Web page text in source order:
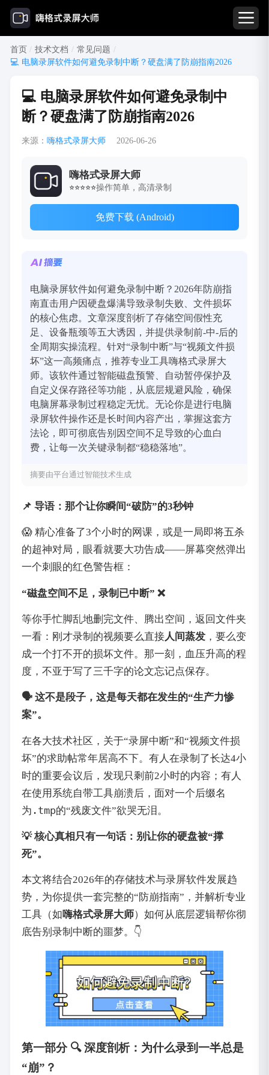
首页 / 技术文档 / 常见问题 /
💻 电脑录屏软件如何避免录制中断？硬盘满了防崩指南2026
💻 电脑录屏软件如何避免录制中
断？硬盘满了防崩指南2026
来源： 嗨格式录屏大师 2026-06-26
嗨格式录屏大师
⭐⭐⭐⭐⭐操作简单，高清录制
免费下载 (Android)
电脑录屏软件如何避免录制中断？2026年防崩指
南直击用户因硬盘爆满导致录制失败、文件损坏
的核心焦虑。文章深度剖析了存储空间假性充
足、设备瓶颈等五大诱因，并提供录制前-中-后的
全周期实操流程。针对“录制中断”与“视频文件损
坏”这一高频痛点，推荐专业工具嗨格式录屏大
师。该软件通过智能磁盘预警、自动暂停保护及
自定义保存路径等功能，从底层规避风险，确保
电脑屏幕录制过程稳定无忧。无论你是进行电脑
录屏软件操作还是长时间内容产出，掌握这套方
法论，即可彻底告别因空间不足导致的心血白
费，让每一次关键录制都“稳稳落地”。
摘要由平台通过智能技术生成
📌 导语：那个让你瞬间“破防”的3秒钟
😱 精心准备了3个小时的网课，或是一局即将五杀
的超神对局，眼看就要大功告成——屏幕突然弹出
一个刺眼的红色警告框：
“磁盘空间不足，录制已中断” ❌
等你手忙脚乱地删完文件、腾出空间，返回文件夹
一看：刚才录制的视频要么直接人间蒸发，要么变
成一个打不开的损坏文件。那一刻，血压升高的程
度，不亚于写了三千字的论文忘记点保存。
🗣️ 这不是段子，这是每天都在发生的“生产力惨
案”。
在各大技术社区，关于“录屏中断”和“视频文件损
坏”的求助帖常年居高不下。有人在录制了长达4小
时的重要会议后，发现只剩前2小时的内容；有人
在使用系统自带工具崩溃后，面对一个后缀名
为 .tmp的“残废文件”欲哭无泪。
💡 核心真相只有一句话：别让你的硬盘被“撑
死”。
本文将结合2026年的存储技术与录屏软件发展趋
势，为你提供一套完整的“防崩指南”，并解析专业
工具（如嗨格式录屏大师）如何从底层逻辑帮你彻
底告别录制中断的噩梦。👇
第一部分 🔍 深度剖析：为什么录到一半总是
“崩”？